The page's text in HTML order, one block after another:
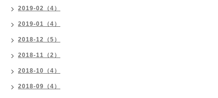
2019-02（4）
2019-01（4）
2018-12（5）
2018-11（2）
2018-10（4）
2018-09（4）